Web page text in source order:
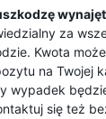
za
Kwota
na Twojej
wypadek
się też